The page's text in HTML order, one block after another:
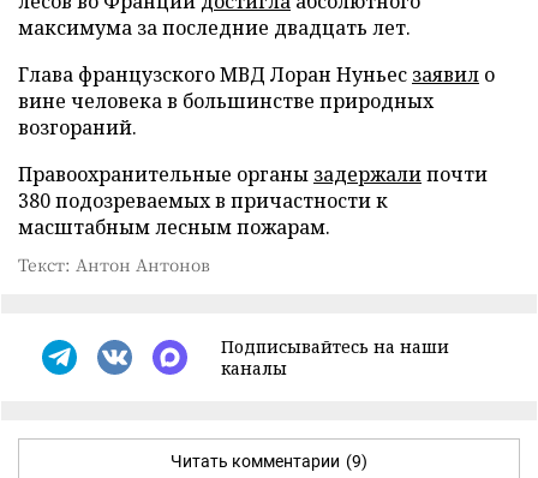
максимума за последние двадцать лет.
Глава французского МВД Лоран Нуньес заявил о
вине человека в большинстве природных
возгораний.
Правоохранительные органы задержалипочти
380 подозреваемых в причастности к
масштабным лесным пожарам.
Текст: Антон Антонов
Подписывайтесь на наши
каналы
Читать комментарии (9)